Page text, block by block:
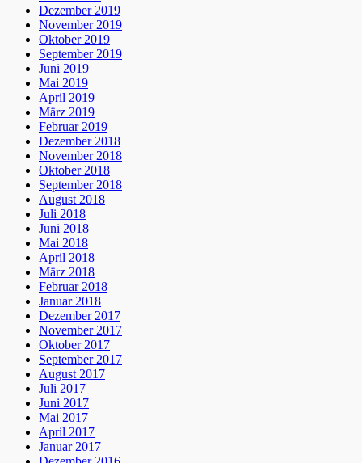
Dezember 2019
November 2019
Oktober 2019
September 2019
Juni 2019
Mai 2019
April 2019
März 2019
Februar 2019
Dezember 2018
November 2018
Oktober 2018
September 2018
August 2018
Juli 2018
Juni 2018
Mai 2018
April 2018
März 2018
Februar 2018
Januar 2018
Dezember 2017
November 2017
Oktober 2017
September 2017
August 2017
Juli 2017
Juni 2017
Mai 2017
April 2017
Januar 2017